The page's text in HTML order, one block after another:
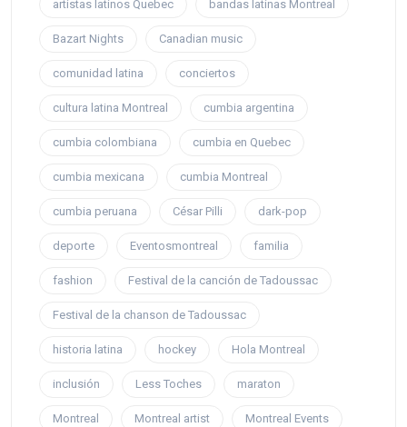
artistas latinos Quebec bandas latinas Montreal
Bazart Nights Canadian music
comunidad latina conciertos
cultura latina Montreal cumbia argentina
cumbia colombiana cumbia en Quebec
cumbia mexicana cumbia Montreal
cumbia peruana César Pilli dark-pop
deporte Eventosmontreal familia
fashion Festival de la canción de Tadoussac
Festival de la chanson de Tadoussac
historia latina hockey Hola Montreal
inclusión Less Toches maraton
Montreal Montreal artist Montreal Events